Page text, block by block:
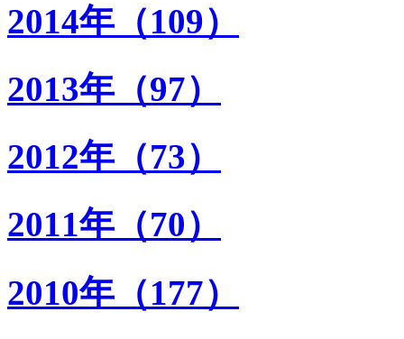
2014年（109）
2013年（97）
2012年（73）
2011年（70）
2010年（177）